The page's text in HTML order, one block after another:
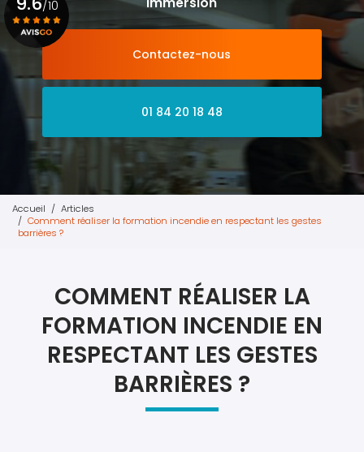
Contactez-nous
01 84 20 18 48
/10
Voir le certificat
Accueil
Articles
Comment réaliser la formation incendie en respectant les gestes
barrières ?
COMMENT RÉALISER LA
FORMATION INCENDIE EN
RESPECTANT LES GESTES
BARRIÈRES ?